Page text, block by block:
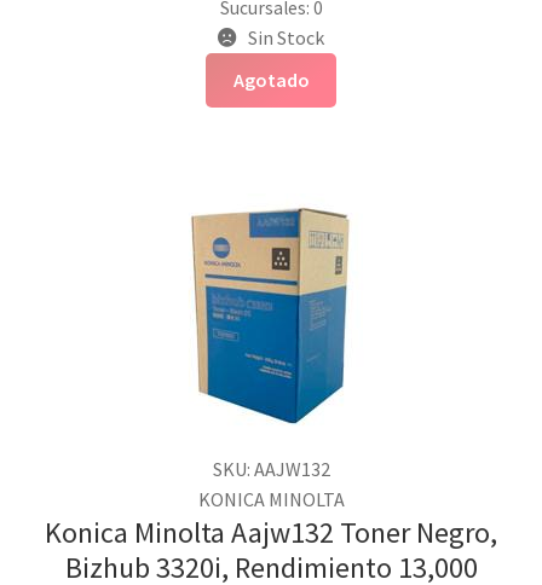
Sucursales: 0
Sin Stock
Agotado
SKU: AAJW132
KONICA MINOLTA
Konica Minolta Aajw132 Toner Negro,
Bizhub 3320i, Rendimiento 13,000